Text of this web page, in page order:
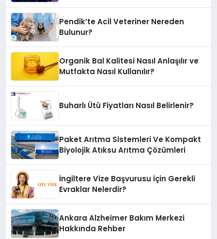
Pendik’te Acil Veteriner Nereden
Bulunur?
Organik Bal Kalitesi Nasıl Anlaşılır ve
Mutfakta Nasıl Kullanılır?
Buharlı Ütü Fiyatları Nasıl Belirlenir?
Paket Arıtma Sistemleri Ve Kompakt
Biyolojik Atıksu Arıtma Çözümleri
İngiltere Vize Başvurusu İçin Gerekli
Evraklar Nelerdir?
Ankara Alzheimer Bakım Merkezi
Hakkında Rehber